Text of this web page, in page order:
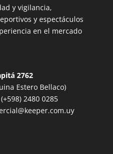
y vigilancia,
y espectáculos
en el mercado
2762
Estero Bellaco)
2480 0285